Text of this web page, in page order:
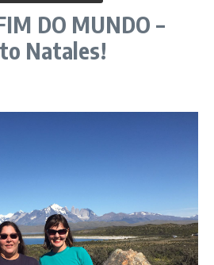
DO MUNDO –
Natales!